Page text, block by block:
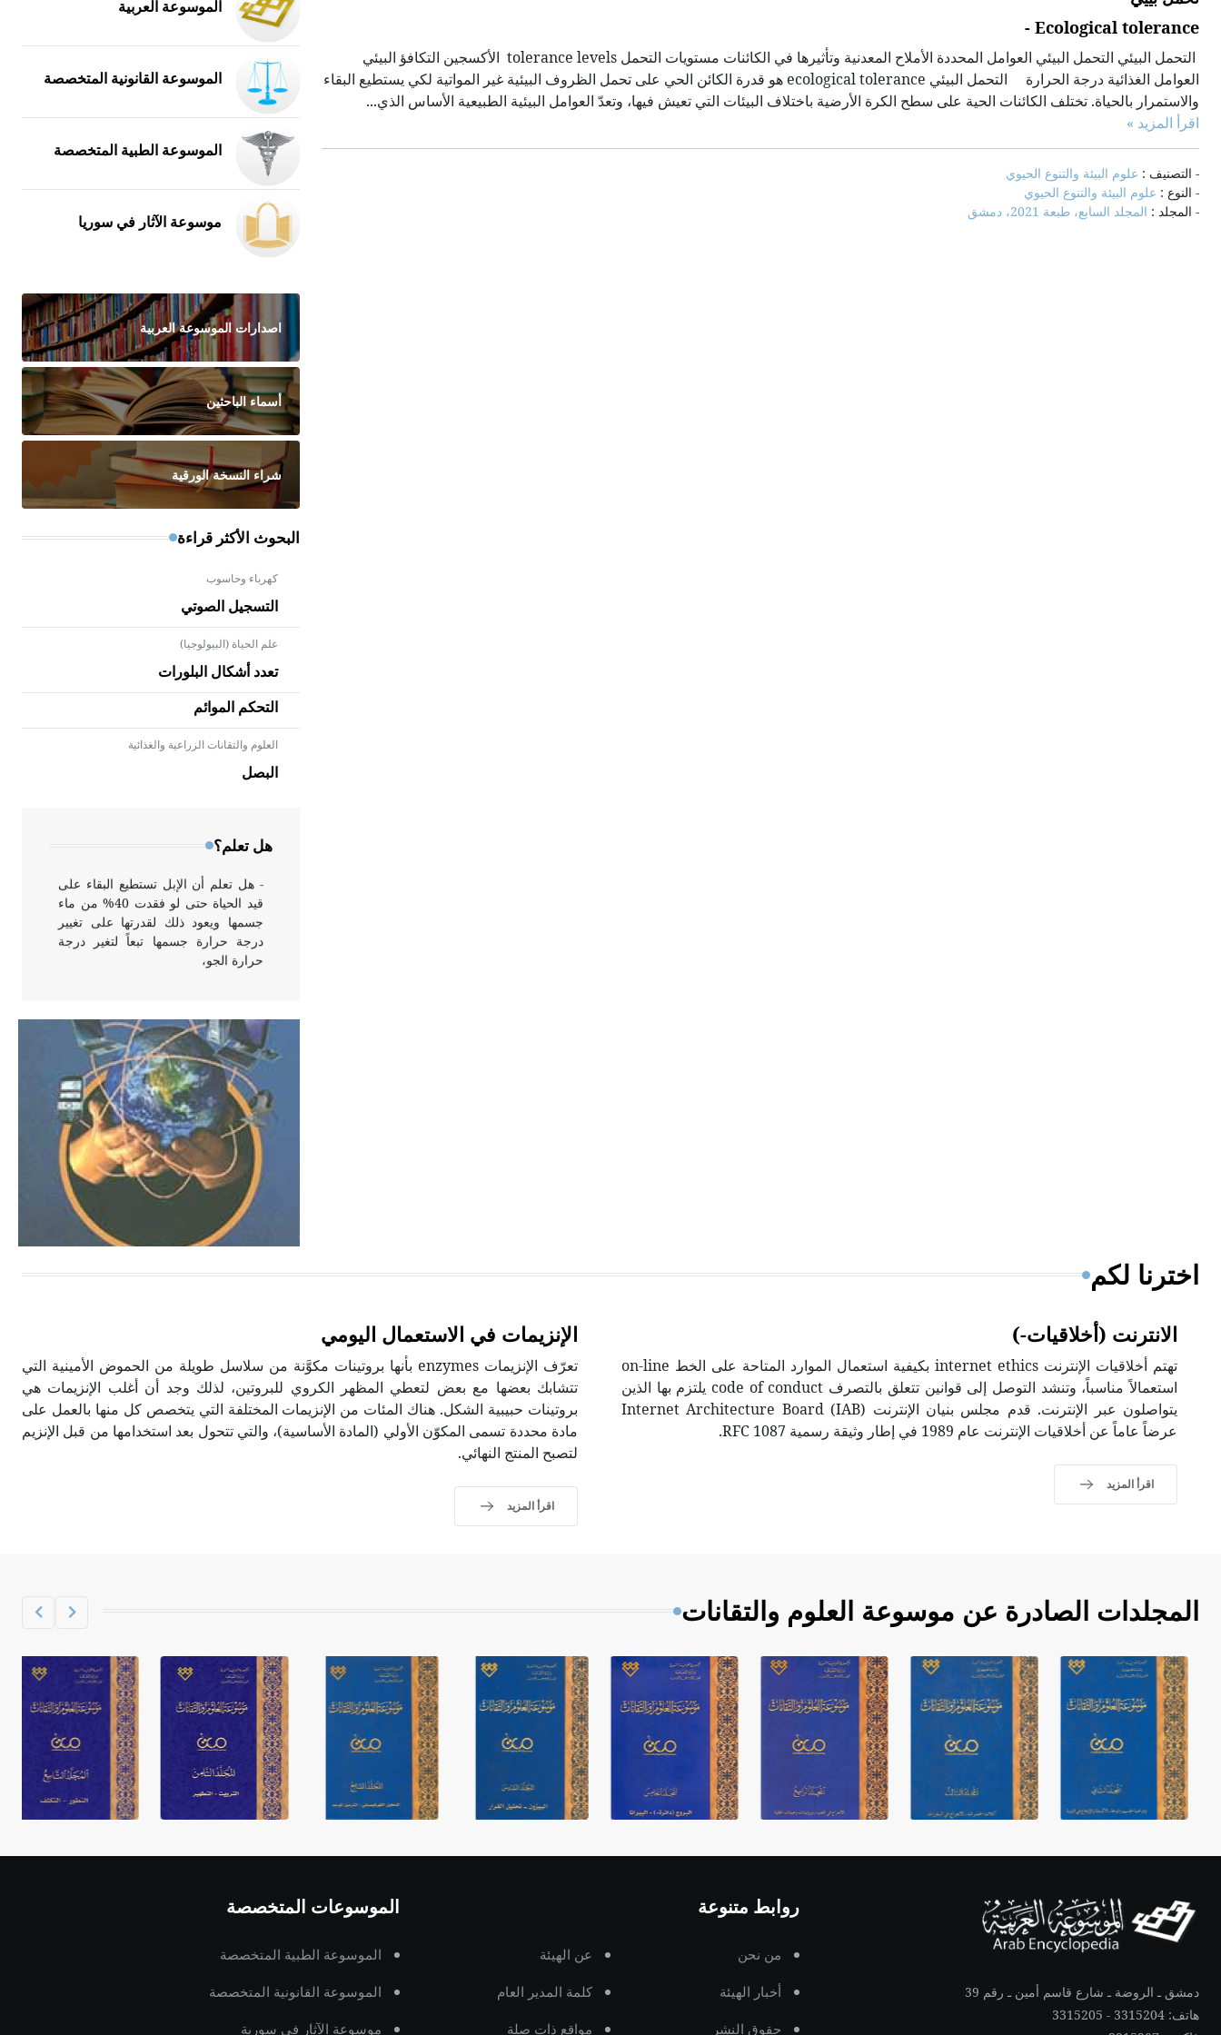
Ecological tolerance -
التحمل البيئي التحمل البيئي العوامل المحددة الأملاح المعدنية وتأثيرها في الكائنات مستويات التحمل tolerance levels الأكسجين التكافؤ البيئي
العوامل الغذائية درجة الحرارة التحمل البيئي ecological tolerance هو قدرة الكائن الحي على تحمل الظروف البيئية غير المواتية لكي يستطيع البقاء
والاستمرار بالحياة. تختلف الكائنات الحية على سطح الكرة الأرضية باختلاف البيئات التي تعيش فيها، وتعدّ العوامل البيئية الطبيعية الأساس الذي...
اقرأ المزيد »
- التصنيف : علوم البيئة والتنوع الحيوي
- النوع : علوم البيئة والتنوع الحيوي
- المجلد : المجلد السابع، طبعة 2021، دمشق
الموسوعة العربية
الموسوعة القانونية المتخصصة
الموسوعة الطبية المتخصصة
موسوعة الآثار في سوريا
اصدارات الموسوعة العربية
أسماء الباحثين
شراء النسخة الورقية
البحوث الأكثر قراءة
كهرباء وحاسوب
التسجيل الصوتي
علم الحياة (البيولوجيا)
تعدد أشكال البلورات
التحكم الموائم
العلوم والتقانات الزراعية والغذائية
البصل
هل تعلم؟
- هل تعلم أن الأبلق نوع من الفنون
الهندسية التي ارتبطت بالعمارة
الإسلامية في بلاد الشام ومصر خاصة،
- هل تعلم أن الإبل تستطيع البقاء على
قيد الحياة حتى لو فقدت 40% من ماء
جسمها ويعود ذلك لقدرتها على تغيير
درجة حرارة جسمها تبعاً لتغير درجة
حرارة الجو،
- هل تعلم أن أبقراط كتب في الطب
أربعة مؤلفات هي: الحكم، الأدلة، تنظيم
التغذية، ورسالته في جروح الرأس.
ويعود له الفضل بأنه حرر الطب من
الدين والفلسفة.
- هل تعلم أن المرجان إفراز حيواني
يتكون في البحر ويتركب من مادة
كربونات الكلسيوم، وهو أحمر أو شديد
الحمرة وهو أجود أنواعه، ويمتاز بكبر
الحجم ويسمى الش
اخترنا لكم
الانترنت (أخلاقيات-)
تهتم أخلاقيات الإنترنت internet ethics بكيفية استعمال الموارد المتاحة على الخط on-line
استعمالاً مناسباً، وتنشد التوصل إلى قوانين تتعلق بالتصرف code of conduct يلتزم بها الذين
يتواصلون عبر الإنترنت. قدم مجلس بنيان الإنترنت Internet Architecture Board (IAB)
عرضاً عاماً عن أخلاقيات الإنترنت عام 1989 في إطار وثيقة رسمية RFC 1087.
اقرأ المزيد
الإنزيمات في الاستعمال اليومي
تعرّف الإنزيمات enzymes بأنها بروتينات مكوَّنة من سلاسل طويلة من الحموض الأمينية التي
تتشابك بعضها مع بعض لتعطي المظهر الكروي للبروتين، لذلك وجد أن أغلب الإنزيمات هي
بروتينات حبيبية الشكل. هناك المئات من الإنزيمات المختلفة التي يتخصص كل منها بالعمل على
مادة محددة تسمى المكوّن الأولي (المادة الأساسية)، والتي تتحول بعد استخدامها من قبل الإنزيم
لتصبح المنتج النهائي.
اقرأ المزيد
المجلدات الصادرة عن موسوعة العلوم والتقانات
دمشق ـ الروضة ـ شارع قاسم أمين ـ رقم 39
هاتف: 3315204 - 3315205
روابط متنوعة
من نحن عن الهيئة
أخبار الهيئة كلمة المدير العام
حقوق النشر مواقع ذات صلة
الموسوعات المتخصصة
الموسوعة الطبية المتخصصة
الموسوعة القانونية المتخصصة
موسوعة الآثار في سورية